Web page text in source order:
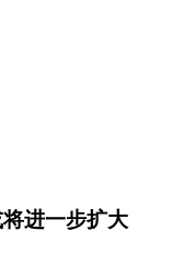
进一步扩大